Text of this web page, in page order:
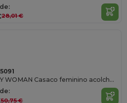
28,01 €
NORWAY WOMAN Casaco feminino acolchoado
50,75 €